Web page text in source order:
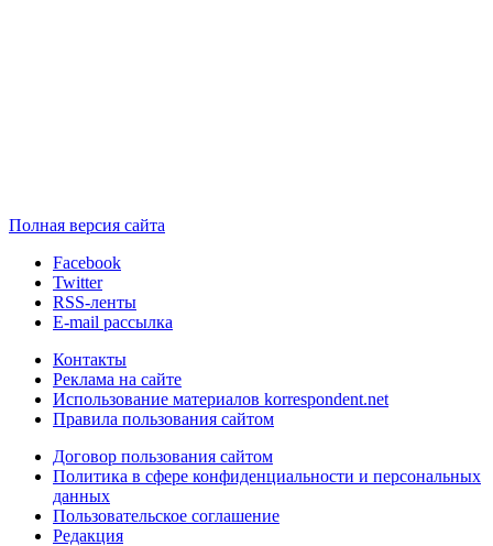
Полная версия сайта
Facebook
Twitter
RSS-ленты
E-mail рассылка
Контакты
Реклама на сайте
Использование материалов korrespondent.net
Правила пользования сайтом
Договор пользования сайтом
Политика в сфере конфиденциальности и персональных
данных
Пользовательское соглашение
Редакция